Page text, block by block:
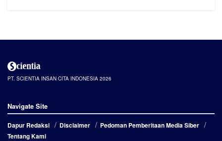
PT. SCIENTIA INSAN CITA INDONESIA 2026
Navigate Site
Dapur Redaksi Disclaimer
Pedoman Pemberitaan Media Siber
Tentang Kami